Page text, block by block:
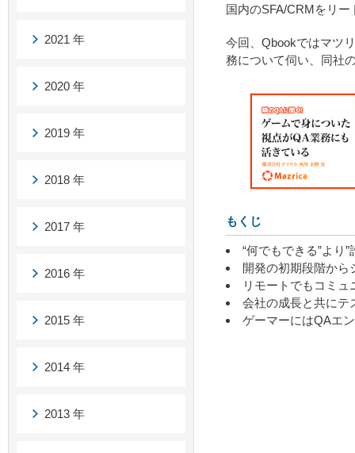
国内のSFA/CRMをリ
今回、Qbookではマツ
務について伺い、同社
もくじ
“何でもできる”より
開発の初期段階から
リモートでもコミ
会社の成長と共にテ
ゲーマーにはQAエ
2021 年
2020 年
2019 年
2018 年
2017 年
2016 年
2015 年
2014 年
2013 年